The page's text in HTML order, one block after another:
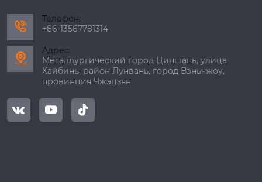

Телефон:
+86-13567781314

Адрес:
Металлургический город Циншань, улица
Хайбинь, район Лунвань, город Вэньчжоу,
провинция Чжэцзян
  